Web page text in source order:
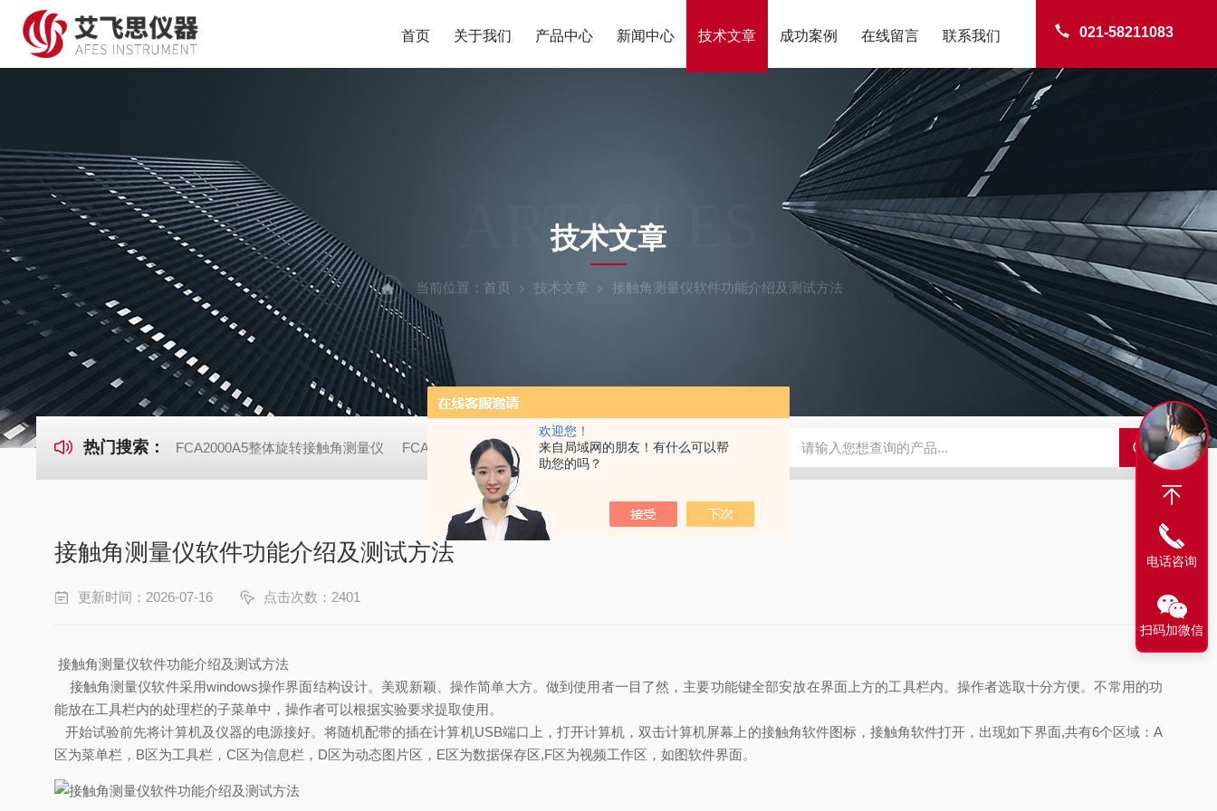
欢迎您！
来自局域网的朋友！有什么可以帮
助您的吗？
021-58211083
首页 关于我们 产品中心 新闻中心 技术文章 成功案例 在线留言 联系我们
ARTICLES
技术文章
当前位置： 首页 技术文章 接触角测量仪软件功能介绍及测试方法
热门搜索： FCA2000A5整体旋转接触角测量仪 FCA2000B接触角测量仪（测量液晶屏款） 动态表面张力仪 TX500C PRO视频旋转滴界面张力仪 FST200A全自动表面张力仪
接触角测量仪软件功能介绍及测试方法
更新时间：2026-07-16 点击次数：2401
接触角测量仪软件功能介绍及测试方法
接触角测量仪软件采用windows操作界面结构设计。美观新颖、操作简单大方。做到使用者一目了然，主要功能键全部安放在界面上方的工具栏内。操作者选取十分方便。不常用的功
能放在工具栏内的处理栏的子菜单中，操作者可以根据实验要求提取使用。
开始试验前先将计算机及仪器的电源接好。将随机配带的插在计算机USB端口上，打开计算机，双击计算机屏幕上的接触角软件图标，接触角软件打开，出现如下界面,共有6个区域：A
区为菜单栏，B区为工具栏，C区为信息栏，D区为动态图片区，E区为数据保存区,F区为视频工作区，如图软件界面。
电话咨询
扫码加微信